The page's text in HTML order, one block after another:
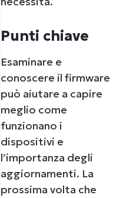
Punti chiave
Esaminare e
conoscere il firmware
può aiutare a capire
meglio come
funzionano i
dispositivi e
l’importanza degli
aggiornamenti. La
prossima volta che